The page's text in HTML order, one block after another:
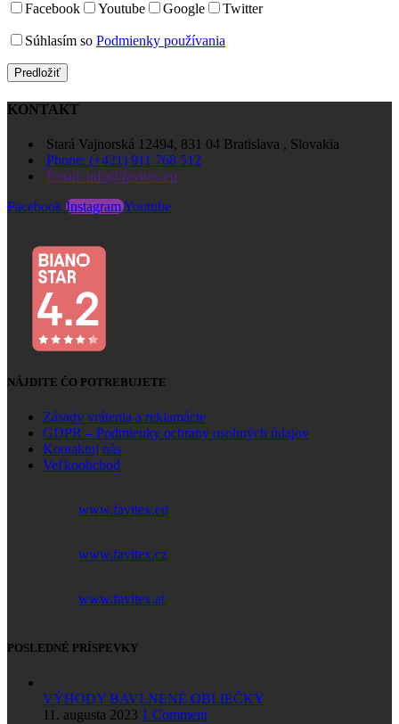
Facebook
Youtube Google Twitter
Súhlasím so Podmienky používania
KONTAKT
Stará Vajnorská 12494, 831 04 Bratislava , Slovakia
Phone: (+421) 911 768 512
Email: info@favitex.eu
Facebook InstagramYoutube
NÁJDITE ČO POTREBUJETE
Zásady vrátenia a reklamácie
GDPR – Podmienky ochrany osobných údajov
Kontaktuj nás
Veľkoobchod
www.favitex.eu
www.favitex.cz
www.favitex.at
POSLEDNÉ PRÍSPEVKY
VÝHODY BAVLNENÉ OBLIEČKY
11. augusta 2023 1 Comment